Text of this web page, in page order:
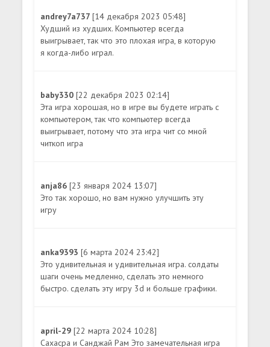
andrey7a737[14 декабря 2023 05:48]
Худший из худших. Компьютер всегда
выигрывает, так что это плохая игра, в которую
я когда-либо играл.
baby330[22 декабря 2023 02:14]
Эта игра хорошая, но в игре вы будете играть с
компьютером, так что компьютер всегда
выигрывает, потому что эта игра чит со мной
читкоп игра
anja86[23 января 2024 13:07]
Это так хорошо, но вам нужно улучшить эту
игру
anka9393[6 марта 2024 23:42]
Это удивительная и удивительная игра. солдаты
шаги очень медленно, сделать это немного
быстро. сделать эту игру 3d и больше графики.
april-29[22 марта 2024 10:28]
Сахасра и Санджай Рам Это замечательная игра